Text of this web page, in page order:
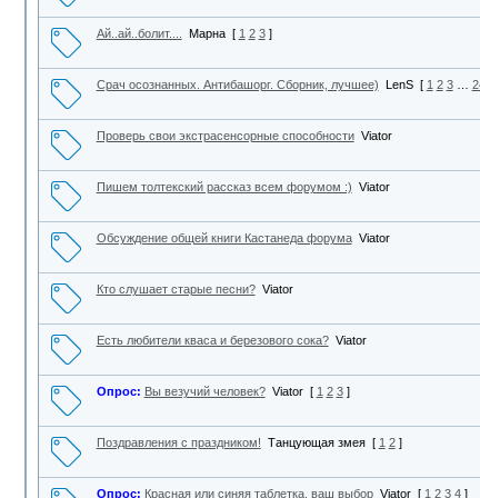
Ай..ай..болит.... Марна [ 1 2 3 ]
Срач осознанных. Антибашорг. Сборник, лучшее) LenS [ 1 2 3
Проверь свои экстрасенсорные способности Viator
Пишем толтекский рассказ всем форумом :) Viator
Обсуждение общей книги Кастанеда форума Viator
Кто слушает старые песни? Viator
Есть любители кваса и березового сока? Viator
Опрос: Вы везучий человек? Viator [ 1 2 3 ]
Поздравления с праздником! Танцующая змея [ 1 2 ]
Опрос: Красная или синяя таблетка, ваш выбор Viator [ 1 2 3 4 ]